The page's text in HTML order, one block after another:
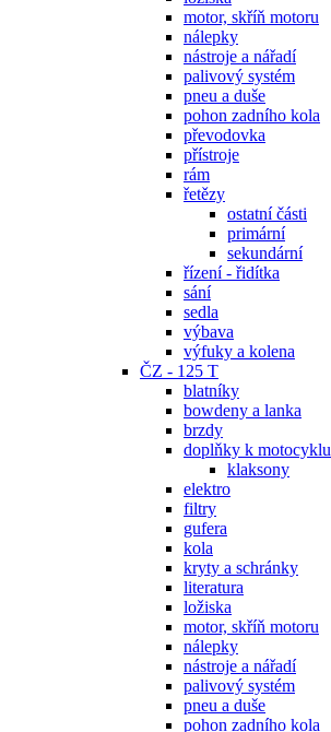
motor, skříň motoru
nálepky
nástroje a nářadí
palivový systém
pneu a duše
pohon zadního kola
převodovka
přístroje
rám
řetězy
ostatní části
primární
sekundární
řízení - řidítka
sání
sedla
výbava
výfuky a kolena
ČZ - 125 T
blatníky
bowdeny a lanka
brzdy
doplňky k motocyklu
klaksony
elektro
filtry
gufera
kola
kryty a schránky
literatura
ložiska
motor, skříň motoru
nálepky
nástroje a nářadí
palivový systém
pneu a duše
pohon zadního kola